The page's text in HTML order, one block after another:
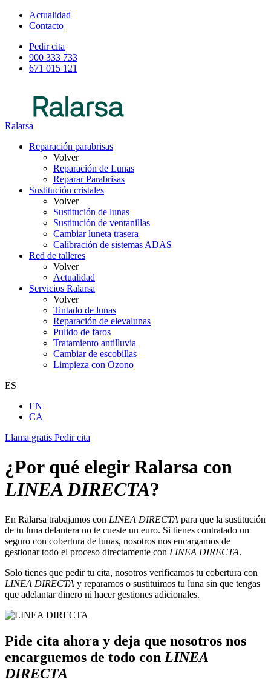
Actualidad
Contacto
Pedir cita
900 333 733
671 015 121
Ralarsa
Reparación parabrisas
Volver
Reparación de Lunas
Reparar Parabrisas
Sustitución cristales
Volver
Sustitución de lunas
Sustitución de ventanillas
Cambiar luneta trasera
Calibración de sistemas ADAS
Red de talleres
Volver
Actualidad
Servicios Ralarsa
Volver
Tintado de lunas
Reparación de elevalunas
Pulido de faros
Tratamiento antilluvia
Cambiar de escobillas
Limpieza con Ozono
ES
EN
CA
Llama gratis Pedir cita
¿Por qué elegir Ralarsa con
LINEA DIRECTA?
En Ralarsa trabajamos con LINEA DIRECTA para que la sustitución
de tu luna delantera no te cueste un euro. Si tienes contratado un
seguro con cobertura de lunas, nosotros nos encargamos de
gestionar todo el proceso directamente con LINEA DIRECTA.
Solo tienes que pedir tu cita, nosotros verificamos tu cobertura con
LINEA DIRECTA y reparamos o sustituimos tu luna sin que tengas
que adelantar dinero ni hacer gestiones adicionales.
Pide cita ahora y deja que nosotros nos
encarguemos de todo con LINEA
DIRECTA